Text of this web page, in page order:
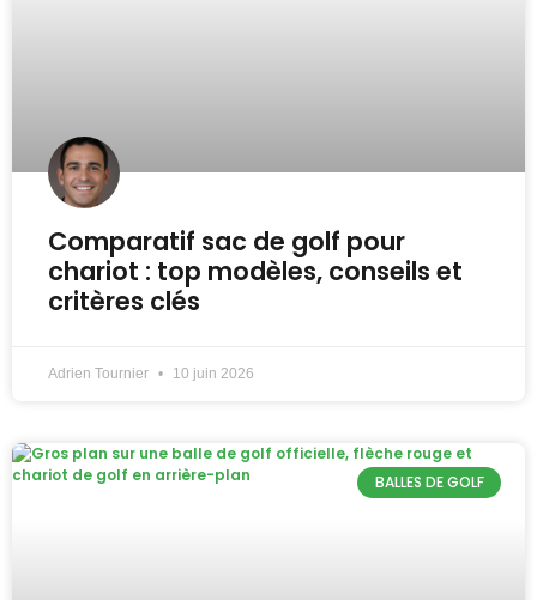
Comparatif sac de golf pour
chariot : top modèles, conseils et
critères clés
Adrien Tournier 10 juin 2026
BALLES DE GOLF